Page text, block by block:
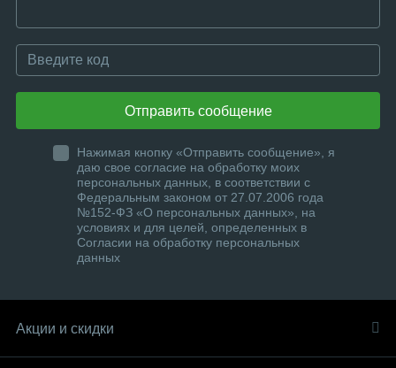
Отправить сообщение
Нажимая кнопку «Отправить сообщение», я
даю свое согласие на обработку моих
персональных данных, в соответствии с
Федеральным законом от 27.07.2006 года
№152-ФЗ «О персональных данных», на
условиях и для целей, определенных в
Согласии на обработку персональных
данных
Акции и скидки